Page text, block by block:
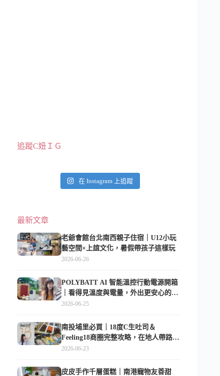
追蹤C妞ＩＧ
在 Instagram 上追蹤
最新文章
老爺會館台北南西親子住宿｜U12小玩
藝空間×上誼文化，暑假帶孩子這樣玩
2026-06-26
POLYBATT AI 智能溫控行動電源開箱
｜看得見溫度與電量，外出更安心的
10000mAh 行動電源
2026-06-25
南投埔里必買｜18度C生吐司＆
Feeling18商圈完整攻略，在地人帶路這
樣逛
2026-06-23
皮皮手作千層蛋糕｜南港寵物友善甜